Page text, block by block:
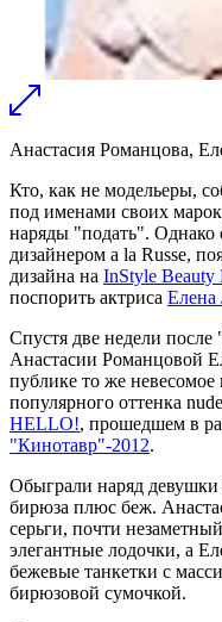
Анастасия Романцова,
Кто, как не модельеры,
под именами своих
наряды "подать". Однако
дизайнером a la Russe,
дизайна на InStyle Beauty
поспорить актриса Елена
Спустя две недели после
Анастасии Романцовой
публике то же невесомое
популярного оттенка
HELLO!, прошедшем в
"Кинотавр"-2012.
Обыграли наряд девушки
бирюза плюс беж.
серьги, почти
элегантные лодочки, а
бежевые танкетки с
бирюзовой сумочкой.